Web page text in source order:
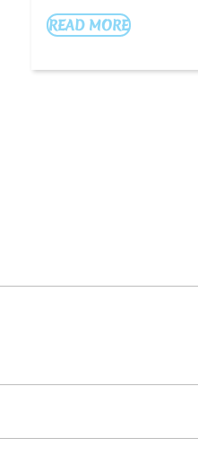
READ MOREREAD